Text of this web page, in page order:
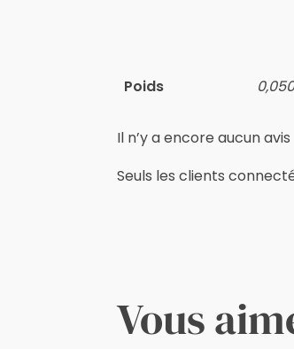
Poids
Il n’y a encore aucun avis
Seuls les clients
Vous